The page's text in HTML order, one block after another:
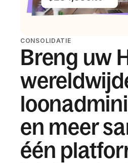
CONSOLIDATIE
Breng uw
en meer
één